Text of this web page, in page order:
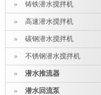
铸铁潜水搅拌机
高速潜水搅拌机
碳钢潜水搅拌机
不锈钢潜水搅拌机
潜水推流器
潜水回流泵